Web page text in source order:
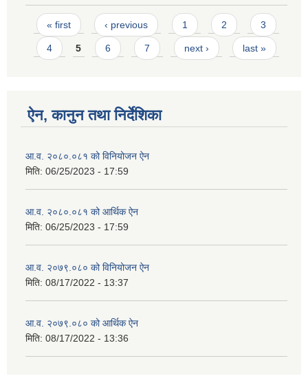
Pages
« first ‹ previous 1 2 3
4 5 6 7 next › last »
ऐन, कानुन तथा निर्देशिका
आ.व. २०८०.०८१ को विनियोजन ऐन
मिति: 06/25/2023 - 17:59
आ.व. २०८०.०८१ को आर्थिक ऐन
मिति: 06/25/2023 - 17:59
आ.व. २०७९.०८० को विनियोजन ऐन
मिति: 08/17/2022 - 13:37
आ.व. २०७९.०८० को आर्थिक ऐन
मिति: 08/17/2022 - 13:36